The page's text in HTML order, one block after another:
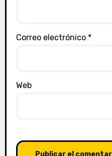
Correo electrónico *
Web